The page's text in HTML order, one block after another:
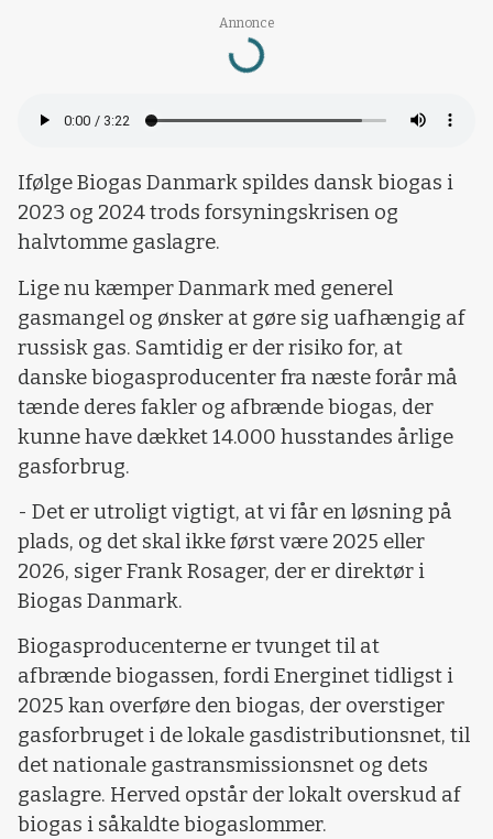
Annonce
Loading...
Ifølge Biogas Danmark spildes dansk biogas i
2023 og 2024 trods forsyningskrisen og
halvtomme gaslagre.
Lige nu kæmper Danmark med generel
gasmangel og ønsker at gøre sig uafhængig af
russisk gas. Samtidig er der risiko for, at
danske biogasproducenter fra næste forår må
tænde deres fakler og afbrænde biogas, der
kunne have dækket 14.000 husstandes årlige
gasforbrug.
- Det er utroligt vigtigt, at vi får en løsning på
plads, og det skal ikke først være 2025 eller
2026, siger Frank Rosager, der er direktør i
Biogas Danmark.
Biogasproducenterne er tvunget til at
afbrænde biogassen, fordi Energinet tidligst i
2025 kan overføre den biogas, der overstiger
gasforbruget i de lokale gasdistributionsnet, til
det nationale gastransmissionsnet og dets
gaslagre. Herved opstår der lokalt overskud af
biogas i såkaldte biogaslommer.